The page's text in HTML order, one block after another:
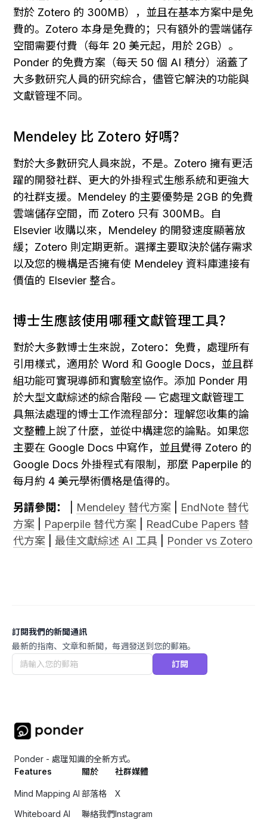
對於 Zotero 的 300MB），並且在基本方案中是免
費的。Zotero 本身是免費的；只有額外的雲端儲存
空間需要付費（每年 20 美元起，用於 2GB）。
Ponder 的免費方案（每天 50 個 AI 積分）涵蓋了
大多數研究人員的研究綜合，儘管它解決的功能與
文獻管理不同。
Mendeley 比 Zotero 好嗎？
對於大多數研究人員來說，不是。Zotero 擁有更活
躍的開發社群、更大的外掛程式生態系統和更強大
的社群支援。Mendeley 的主要優勢是 2GB 的免費
雲端儲存空間，而 Zotero 只有 300MB。自
Elsevier 收購以來，Mendeley 的開發速度顯著放
緩；Zotero 則定期更新。選擇主要取決於儲存需求
以及您的機構是否擁有使 Mendeley 資料庫連接有
價值的 Elsevier 整合。
博士生應該使用哪種文獻管理工具？
對於大多數博士生來說，Zotero：免費，處理所有
引用樣式，適用於 Word 和 Google Docs，並且群
組功能可實現導師和實驗室協作。添加 Ponder 用
於大型文獻綜述的綜合階段 — 它處理文獻管理工
具無法處理的博士工作流程部分：理解您收集的論
文整體上說了什麼，並從中構建您的論點。如果您
主要在 Google Docs 中寫作，並且覺得 Zotero 的
Google Docs 外掛程式有限制，那麼 Paperpile 的
每月約 4 美元學術價格是值得的。
另請參閱： Mendeley 替代方案
EndNote 替代
方案
Paperpile 替代方案
ReadCube Papers 替
代方案
最佳文獻綜述 AI 工具 Ponder vs Zotero
訂閱我們的新聞通訊
最新的指南、文章和新聞，每週發送到您的郵箱。
訂閱
Ponder - 處理知識的全新方式。
Features
Mind Mapping AI
Whiteboard AI
關於
部落格
聯絡我們
社群媒體
X
Instagram